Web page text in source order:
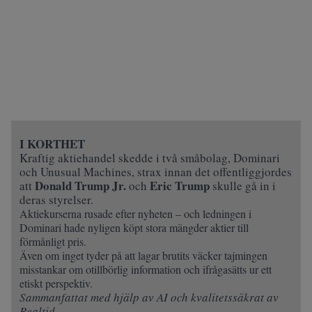
I KORTHET
Kraftig aktiehandel skedde i två småbolag, Dominari
och Unusual Machines, strax innan det offentliggjordes
att Donald Trump Jr.och Eric Trump skulle gå in i
deras styrelser.
Aktiekurserna rusade efter nyheten – och ledningen i
Dominari hade nyligen köpt stora mängder aktier till
förmånligt pris.
Även om inget tyder på att lagar brutits väcker tajmingen
misstankar om otillbörlig information och ifrågasätts ur ett
etiskt perspektiv.
Sammanfattat med hjälp av AI och kvalitetssäkrat av